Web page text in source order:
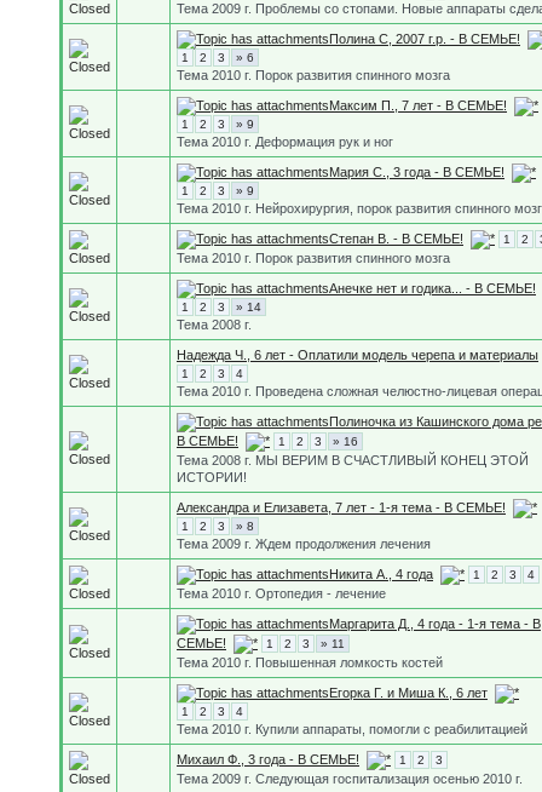
Тема 2009 г. Проблемы со стопами. Новые аппараты
Полина С, 2007 г.р. - В СЕМЬЕ!
1 2 3 » 6
Тема 2010 г. Порок развития спинного мозга
Максим П., 7 лет - В СЕМЬЕ!
1 2 3 » 9
Тема 2010 г. Деформация рук и ног
Мария С., 3 года - В СЕМЬЕ!
1 2 3 » 9
Тема 2010 г. Нейрохирургия, порок развития спинного
Степан В. - В СЕМЬЕ! 1 2
Тема 2010 г. Порок развития спинного мозга
Анечке нет и годика... - В СЕМЬЕ!
1 2 3 » 14
Тема 2008 г.
Надежда Ч., 6 лет - Оплатили модель черепа и материалы
1 2 3 4
Тема 2010 г. Проведена сложная челюстно-лицевая
Полиночка из Кашинского дома
В СЕМЬЕ!
1 2 3 » 16
Тема 2008 г. МЫ ВЕРИМ В СЧАСТЛИВЫЙ КОНЕЦ ЭТОЙ
ИСТОРИИ!
Александра и Елизавета, 7 лет - 1-я тема - В СЕМЬЕ!
1 2 3 » 8
Тема 2009 г. Ждем продолжения лечения
Никита А., 4 года 1 2 3 4
Тема 2010 г. Ортопедия - лечение
Маргарита Д., 4 года - 1-я тема - В
СЕМЬЕ!
1 2 3 » 11
Тема 2010 г. Повышенная ломкость костей
Егорка Г. и Миша К., 6 лет
1 2 3 4
Тема 2010 г. Купили аппараты, помогли с реабилитацией
Михаил Ф., 3 года - В СЕМЬЕ! 1 2 3
Тема 2009 г. Следующая госпитализация осенью 2010 г.